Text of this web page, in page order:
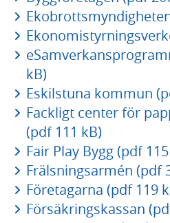
kB)
Eskilstuna kommun
Fackligt center för
(pdf 111 kB)
Fair Play Bygg (pdf
Frälsningsarmén (pdf
Företagarna (pdf 119
Försäkringskassan